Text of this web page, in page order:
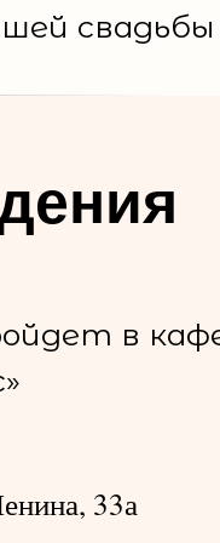
свадьбы
в
33а